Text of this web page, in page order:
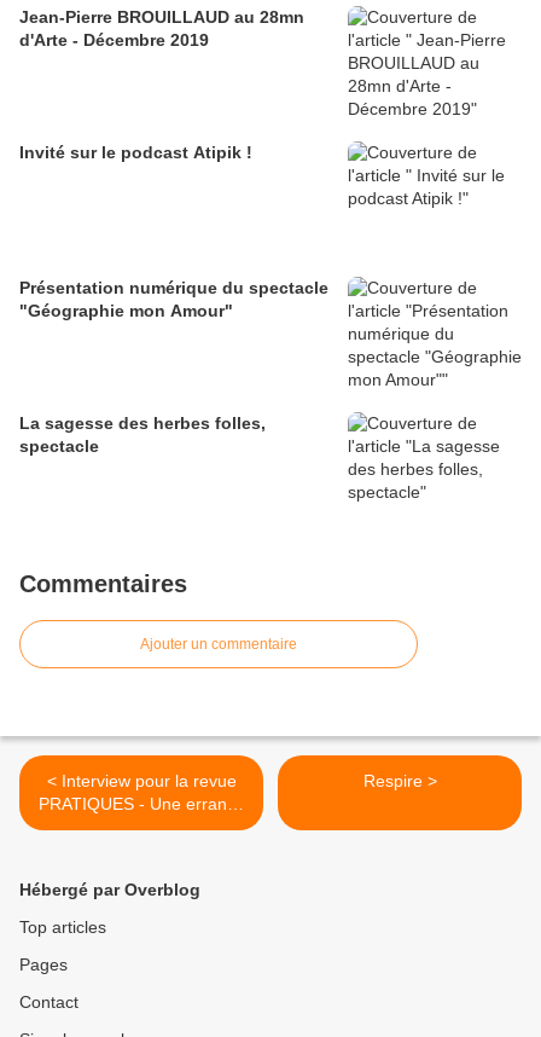
Jean-Pierre BROUILLAUD au 28mn
d'Arte - Décembre 2019
Invité sur le podcast Atipik !
Présentation numérique du spectacle
"Géographie mon Amour"
La sagesse des herbes folles,
spectacle
Commentaires
Ajouter un commentaire
< Interview pour la revue
PRATIQUES - Une errance
aveugle
Respire >
Hébergé par Overblog
Top articles
Pages
Contact